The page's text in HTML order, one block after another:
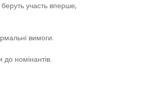
беруть участь вперше,
вимоги.
номінантів.